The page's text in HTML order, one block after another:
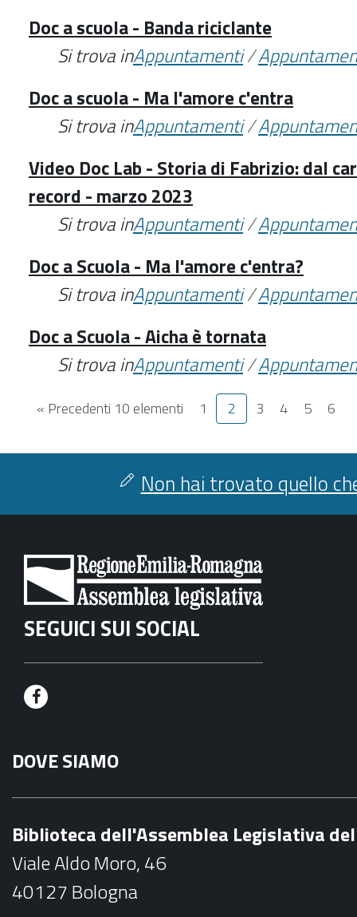
Doc a scuola - Banda riciclante
Si trova inAppuntamenti/
Doc a scuola - Ma l'amore c'entra
Si trova inAppuntamenti/
Video Doc Lab - Storia di Fabrizio: dal
record - marzo 2023
Si trova inAppuntamenti/
Doc a Scuola - Ma l'amore c'entra?
Si trova inAppuntamenti/
Doc a Scuola - Aicha è tornata
Si trova inAppuntamenti/
« Precedenti 10 elementi 1 2 3 4 5 6
Non hai trovato quello
SEGUICI SUI SOCIAL
F
c
e
o
k
DOVE SIAMO
Biblioteca dell'Assemblea Legislativa
Viale Aldo Moro, 46
40127 Bologna